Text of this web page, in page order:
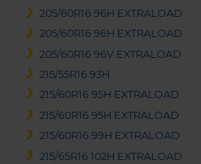
205/60R16 96H EXTRALOAD
205/60R16 96H EXTRALOAD
205/60R16 96V EXTRALOAD
215/55R16 93H
215/60R16 95H EXTRALOAD
215/60R16 95H EXTRALOAD
215/60R16 99H EXTRALOAD
215/65R16 102H EXTRALOAD